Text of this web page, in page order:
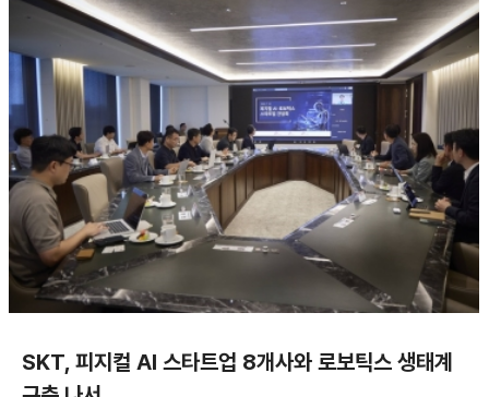
SKT, 피지컬 AI 스타트업 8개사와 로보틱스 생태계